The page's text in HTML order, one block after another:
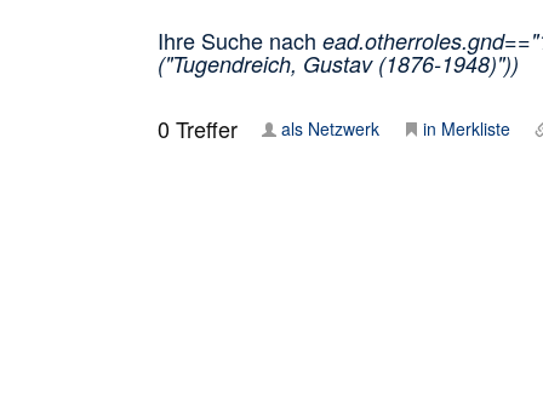
Ihre Suche nach
("Tugendreich, Gustav (1876-1948)"))
0Treffer als Netzwerk in Merkliste